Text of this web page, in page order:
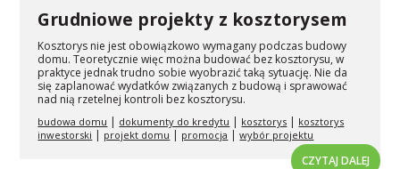
Grudniowe projekty z kosztorysem
Kosztorys nie jest obowiązkowo wymagany podczas budowy
domu. Teoretycznie więc można budować bez kosztorysu, w
praktyce jednak trudno sobie wyobrazić taką sytuację. Nie da
się zaplanować wydatków związanych z budową i sprawować
nad nią rzetelnej kontroli bez kosztorysu.
budowa domu | dokumenty do kredytu | kosztorys | kosztorys
inwestorski | projekt domu | promocja |wybór projektu
CZYTAJ DALEJ